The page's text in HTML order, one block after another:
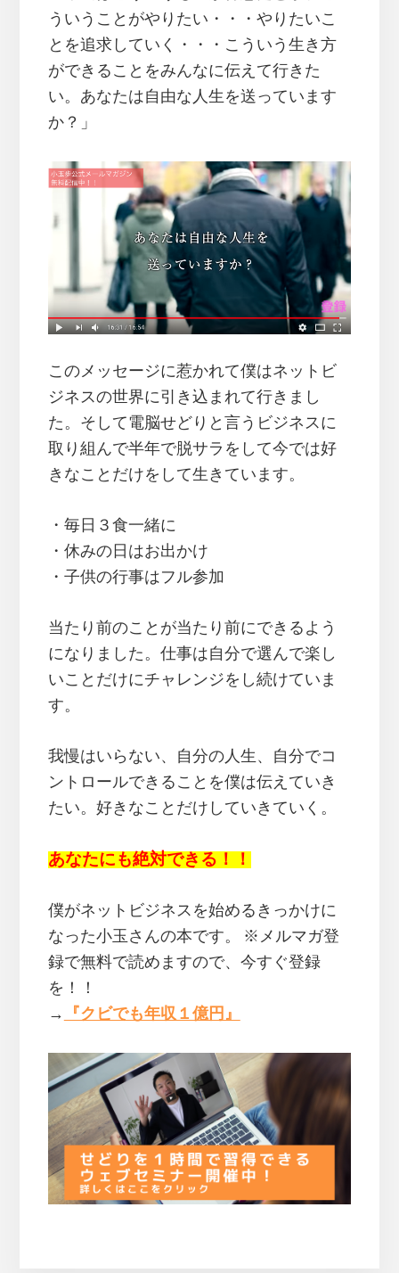
ういうことがやりたい・・・やりたいこ
とを追求していく・・・こういう生き方
ができることをみんなに伝えて行きた
い。あなたは自由な人生を送っています
か？」
このメッセージに惹かれて僕はネットビ
ジネスの世界に引き込まれて行きまし
た。そして電脳せどりと言うビジネスに
取り組んで半年で脱サラをして今では好
きなことだけをして生きています。
・毎日３食一緒に
・休みの日はお出かけ
・子供の行事はフル参加
当たり前のことが当たり前にできるよう
になりました。仕事は自分で選んで楽し
いことだけにチャレンジをし続けていま
す。
我慢はいらない、自分の人生、自分でコ
ントロールできることを僕は伝えていき
たい。好きなことだけしていきていく。
あなたにも絶対できる！！
僕がネットビジネスを始めるきっかけに
なった小玉さんの本です。 ※メルマガ登
録で無料で読めますので、今すぐ登録
を！！
→
『クビでも年収１億円』